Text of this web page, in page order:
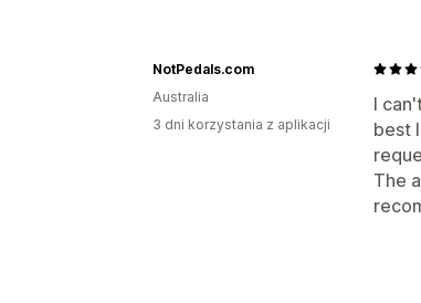
I
best
The
NotPedals.com
Australia
3 dni korzystania z aplikacji